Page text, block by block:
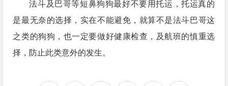
法斗及巴哥等短鼻狗狗最好不要用托运，托运真的
是最无奈的选择，实在不能避免，就算不是法斗巴哥这
之类的狗狗，也一定要做好健康检查，及航班的慎重选
择，防止此类意外的发生。